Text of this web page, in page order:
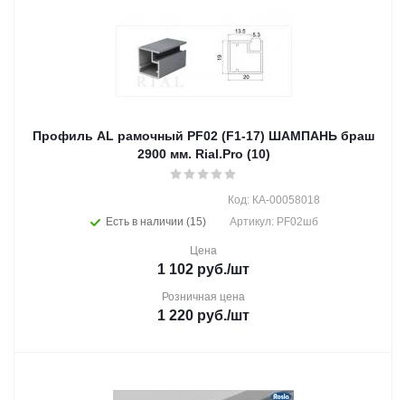
Профиль AL рамочный PF02 (F1-17) ШАМПАНЬ браш
2900 мм. Rial.Pro (10)
Есть в наличии (15)
Код: КА-00058018
Артикул: PF02шб
Цена
1 102 руб./шт
Розничная цена
1 220 руб./шт